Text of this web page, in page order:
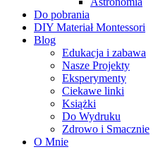
Do pobrania
DIY Materiał Montessori
Blog
Edukacja i zabawa
Nasze Projekty
Eksperymenty
Ciekawe linki
Książki
Do Wydruku
Zdrowo i Smacznie
O Mnie